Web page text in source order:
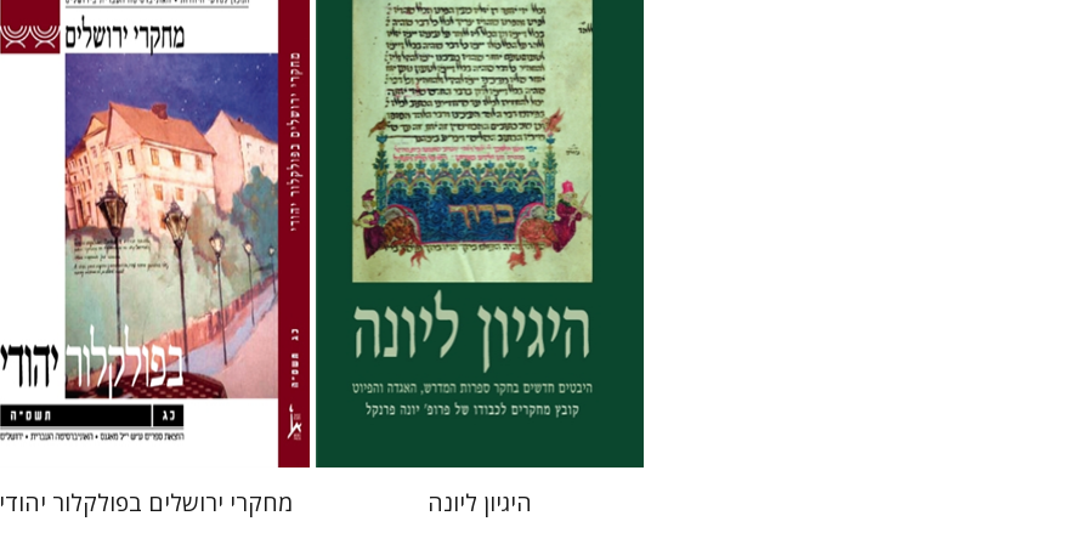
יהושע לוינסון יעקב אלבוים
חזן-רוקם
הנחת אתר ספר מודפס
$50
$45
היגיון ליונה
גלית חזן-רוקם הגר סלמון
אלכסנדר-פריזר
שלום צבר
הנחת אתר ספר מודפס
$28
$25
מחקרי ירושלים בפולקלור יהודי